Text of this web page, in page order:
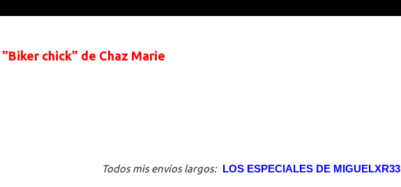
"Biker chick" de Chaz Marie
Todos mis envíos largos: LOS ESPECIALES DE MIGUELXR33